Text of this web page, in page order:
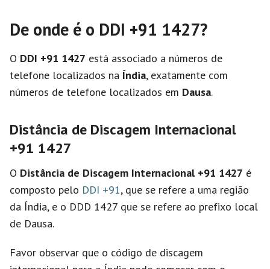
De onde é o DDI +91 1427?
O DDI +91 1427 está associado a números de
telefone localizados na Índia, exatamente com
números de telefone localizados em Dausa.
Distância de Discagem Internacional
+91 1427
O Distância de Discagem Internacional+91 1427 é
composto pelo DDI +91, que se refere a uma região
da Índia, e o DDD 1427 que se refere ao prefixo local
de Dausa.
Favor observar que o código de discagem